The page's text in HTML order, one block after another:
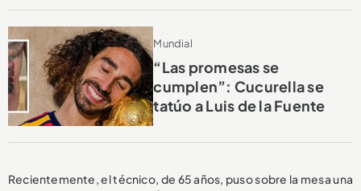
Mundial
“Las promesas se
cumplen”: Cucurella se
tatúo a Luis de la Fuente
Recientemente, el técnico, de 65 años, puso sobre la mesa una